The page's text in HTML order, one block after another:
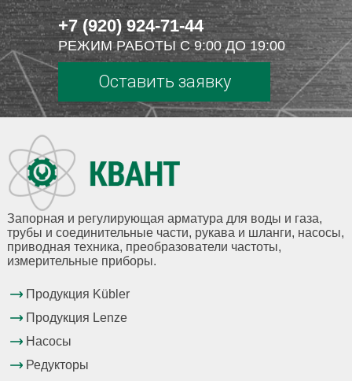
+7 (920) 924-71-44
РЕЖИМ РАБОТЫ С 9:00 ДО 19:00
Оставить заявку
Запорная и регулирующая арматура для воды и газа,
трубы и соединительные части, рукава и шланги, насосы,
приводная техника, преобразователи частоты,
измерительные приборы.
Продукция Kübler
Продукция Lenze
Насосы
Редукторы